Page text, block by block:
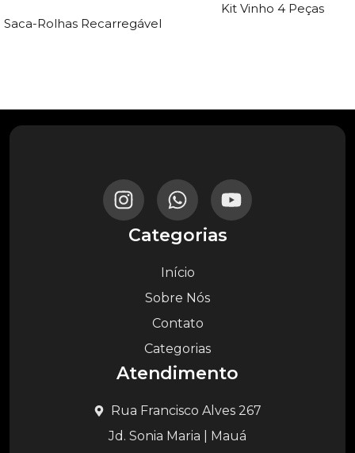
Saca-Rolhas Recarregável
Kit Vinho 4 Peças
Categorias
Início
Sobre Nós
Contato
Categorias
Atendimento
Rua Francisco Alves 267
Jd. Sonia Maria | Mauá